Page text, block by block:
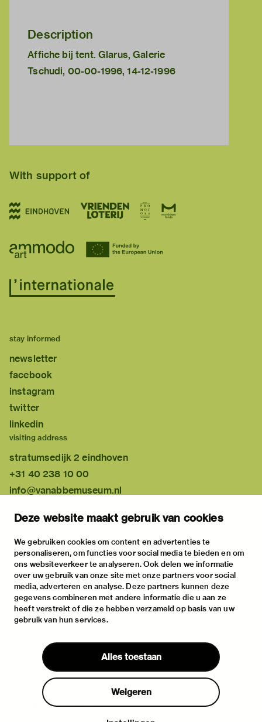
Deze website maakt gebruik van cookies
We gebruiken cookies om content en advertenties te
personaliseren, om functies voor social media te bieden en om
ons websiteverkeer te analyseren. Ook delen we informatie
over uw gebruik van onze site met onze partners voor social
media, adverteren en analyse. Deze partners kunnen deze
gegevens combineren met andere informatie die u aan ze
heeft verstrekt of die ze hebben verzameld op basis van uw
gebruik van hun services.
Alles toestaan
Weigeren
Description
Affiche bij tent. Glarus, Galerie
Tschudi, 00-00-1996, 14-12-1996
With support of
stay informed
newsletter
facebook
instagram
twitter
linkedin
visiting address
stratumsedijk 2 eindhoven
+31 40 238 10 00
info@vanabbemuseum.nl
exhibitions
activities
practical information
about
the museum
the collection
foundations & partners
contact
house rules
privacy & cookies
disclaimer & colophon